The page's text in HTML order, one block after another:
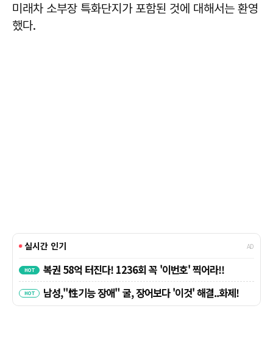
미래차 소부장 특화단지가 포함된 것에 대해서는 환영
했다.